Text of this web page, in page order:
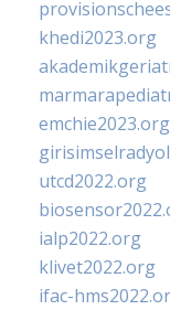
khedi2023.org
emchie2023.org
utcd2022.org
ialp2022.org
klivet2022.org
ifac-